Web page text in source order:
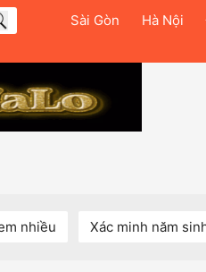
Sài Gòn Hà Nội
nhiều Xác minh năm